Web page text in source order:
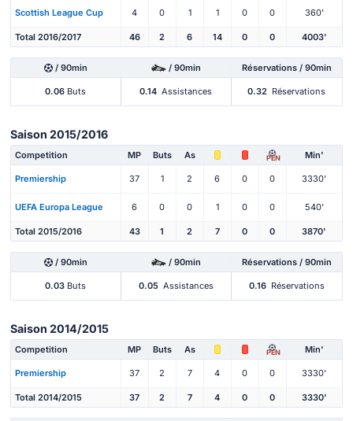
Scottish League Cup 4 0 1 1 0 0 360'
Total 2016/2017 46 2 6 14 0 0 4003'
/ 90min / 90min Réservations / 90min
0.06 Buts 0.14 Assistances 0.32 Réservations
Saison 2015/2016
Competition MP Buts As PEN Min'
Premiership 37 1 2 6 0 0 3330'
UEFA Europa League 6 0 0 1 0 0 540'
Total 2015/2016 43 1 2 7 0 0 3870'
/ 90min / 90min Réservations / 90min
0.03 Buts 0.05 Assistances 0.16 Réservations
Saison 2014/2015
Competition MP Buts As PEN Min'
Premiership 37 2 7 4 0 0 3330'
Total 2014/2015 37 2 7 4 0 0 3330'